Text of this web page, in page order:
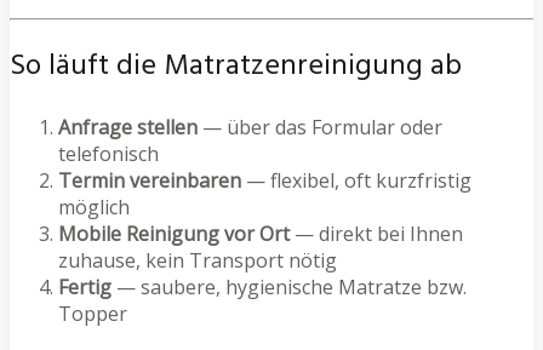
So läuft die Matratzenreinigung ab
Anfrage stellen — über das Formular oder
telefonisch
Termin vereinbaren — flexibel, oft kurzfristig
möglich
Mobile Reinigung vor Ort— direkt bei Ihnen
zuhause, kein Transport nötig
Fertig — saubere, hygienische Matratze bzw.
Topper